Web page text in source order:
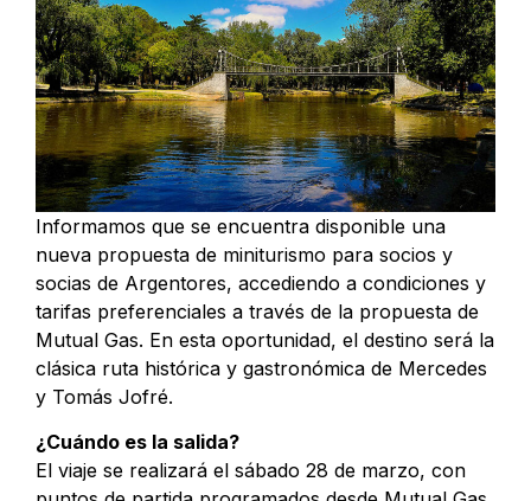
Informamos que se encuentra disponible una
nueva propuesta de miniturismo para socios y
socias de Argentores, accediendo a condiciones y
tarifas preferenciales a través de la propuesta de
Mutual Gas. En esta oportunidad, el destino será la
clásica ruta histórica y gastronómica de Mercedes
y Tomás Jofré.
¿Cuándo es la salida?
El viaje se realizará el sábado 28 de marzo, con